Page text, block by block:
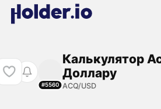
#5560
Калькулятор
Доллару
ACQ/USD